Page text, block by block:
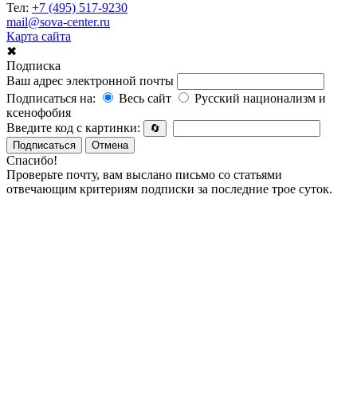
Тел: +7 (495) 517-9230
mail@sova-center.ru
Карта сайта
✖
Подписка
Ваш адрес электронной почты
Подписаться на:
Весь сайт
Русский национализм и
ксенофобия
Введите код с картинки:
🔄
Подписаться
Отмена
Спасибо!
Проверьте почту, вам выслано письмо со статьями
отвечающим критериям подписки за последние трое суток.